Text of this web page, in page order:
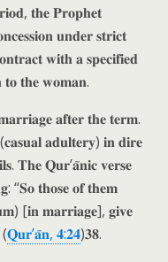
𝐭𝐡𝐞 𝐏𝐫𝐨𝐩𝐡𝐞𝐭
𝐮𝐧𝐝𝐞𝐫 𝐬𝐭𝐫𝐢𝐜𝐭
𝐰𝐢𝐭𝐡 𝐚 𝐬𝐩𝐞𝐜𝐢𝐟𝐢𝐞𝐝
𝐭𝐨 𝐭𝐡𝐞 𝐰𝐨𝐦𝐚𝐧.
𝐚𝐟𝐭𝐞𝐫 𝐭𝐡𝐞 𝐭𝐞𝐫𝐦.
𝐚𝐝𝐮𝐥𝐭𝐞𝐫𝐲) 𝐢𝐧 𝐝𝐢𝐫𝐞
𝐓𝐡𝐞 𝐐𝐮𝐫’𝐚̄𝐧𝐢𝐜 𝐯𝐞𝐫𝐬𝐞
“𝐒𝐨 𝐭𝐡𝐨𝐬𝐞 𝐨𝐟 𝐭𝐡𝐞𝐦
[𝐢𝐧 𝐦𝐚𝐫𝐫𝐢𝐚𝐠𝐞], 𝐠𝐢𝐯𝐞
𝐐𝐮𝐫’𝐚̄𝐧, 𝟒:𝟐𝟒)𝟑𝟖.